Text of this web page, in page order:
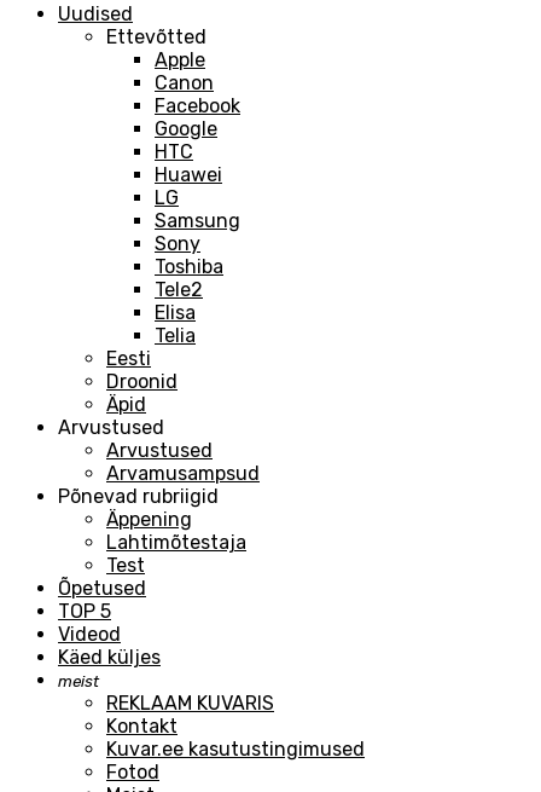
Uudised
Ettevõtted
Apple
Canon
Facebook
Google
HTC
Huawei
LG
Samsung
Sony
Toshiba
Tele2
Elisa
Telia
Eesti
Droonid
Äpid
Arvustused
Arvustused
Arvamusampsud
Põnevad rubriigid
Äppening
Lahtimõtestaja
Test
Õpetused
TOP 5
Videod
Käed küljes
meist
REKLAAM KUVARIS
Kontakt
Kuvar.ee kasutustingimused
Fotod